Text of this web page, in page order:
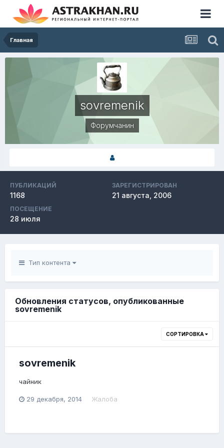
Главная
sovremenik
Форумчанин
ПУБЛИКАЦИЙ
1168
ЗАРЕГИСТРИРОВАН
21 августа, 2006
ПОСЕЩЕНИЕ
28 июля
Тип контента
Обновления статусов, опубликованные
sovremenik
СОРТИРОВКА
sovremenik
чайник
29 декабря, 2014 Жалоба